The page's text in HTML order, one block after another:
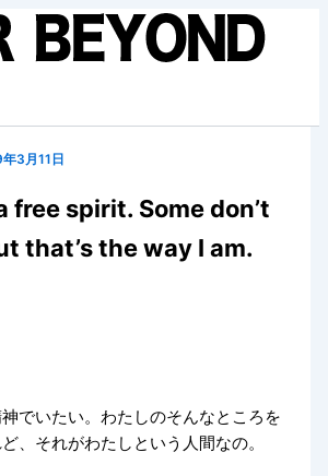
3月11日
free spirit. Some don’t
that’s the way I am.
でいたい。わたしのそんなところを
、それがわたしという人間なの。